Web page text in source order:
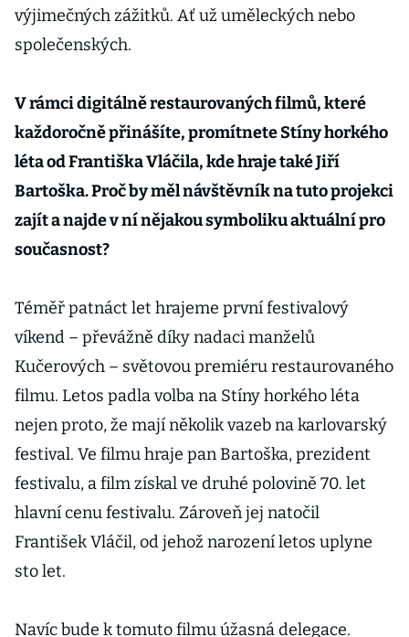
výjimečných zážitků. Ať už uměleckých nebo
společenských.
V rámci digitálně restaurovaných filmů, které
každoročně přinášíte, promítnete Stíny horkého
léta od Františka Vláčila, kde hraje také Jiří
Bartoška. Proč by měl návštěvník na tuto projekci
zajít a najde v ní nějakou symboliku aktuální pro
současnost?
Téměř patnáct let hrajeme první festivalový
víkend – převážně díky nadaci manželů
Kučerových – světovou premiéru restaurovaného
filmu. Letos padla volba na Stíny horkého léta
nejen proto, že mají několik vazeb na karlovarský
festival. Ve filmu hraje pan Bartoška, prezident
festivalu, a film získal ve druhé polovině 70. let
hlavní cenu festivalu. Zároveň jej natočil
František Vláčil, od jehož narození letos uplyne
sto let.
Navíc bude k tomuto filmu úžasná delegace.